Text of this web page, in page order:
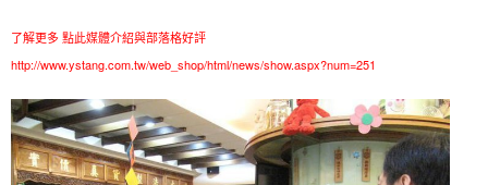
了解更多 點此媒體介紹與部落格好評
http://www.ystang.com.tw/web_shop/html/news/show.aspx?num=251